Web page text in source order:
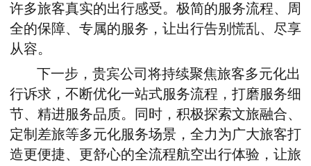
许多旅客真实的出行感受。极简的服务流程、 周
全的保障、专属的服务，让出行告别慌乱、 尽享
从容。
下一步 ，贵宾公司将持续聚焦旅客多元化出
行诉求， 不断优化一站式服务流程 ， 打磨服务细
节、精进服务品质。同时， 积极探索文旅融合、
定制差旅等多元化服务场景， 全力为广大旅客打
造更便捷、更舒心的全流程航空出行体验， 让旅